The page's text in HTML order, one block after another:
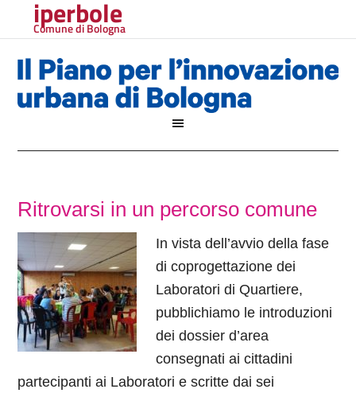
iperbole
Comune di Bologna
Ritrovarsi in un percorso comune
In vista dell’avvio della fase
di coprogettazione dei
Laboratori di Quartiere,
pubblichiamo le introduzioni
dei dossier d’area
consegnati ai cittadini
partecipanti ai Laboratori e scritte dai sei